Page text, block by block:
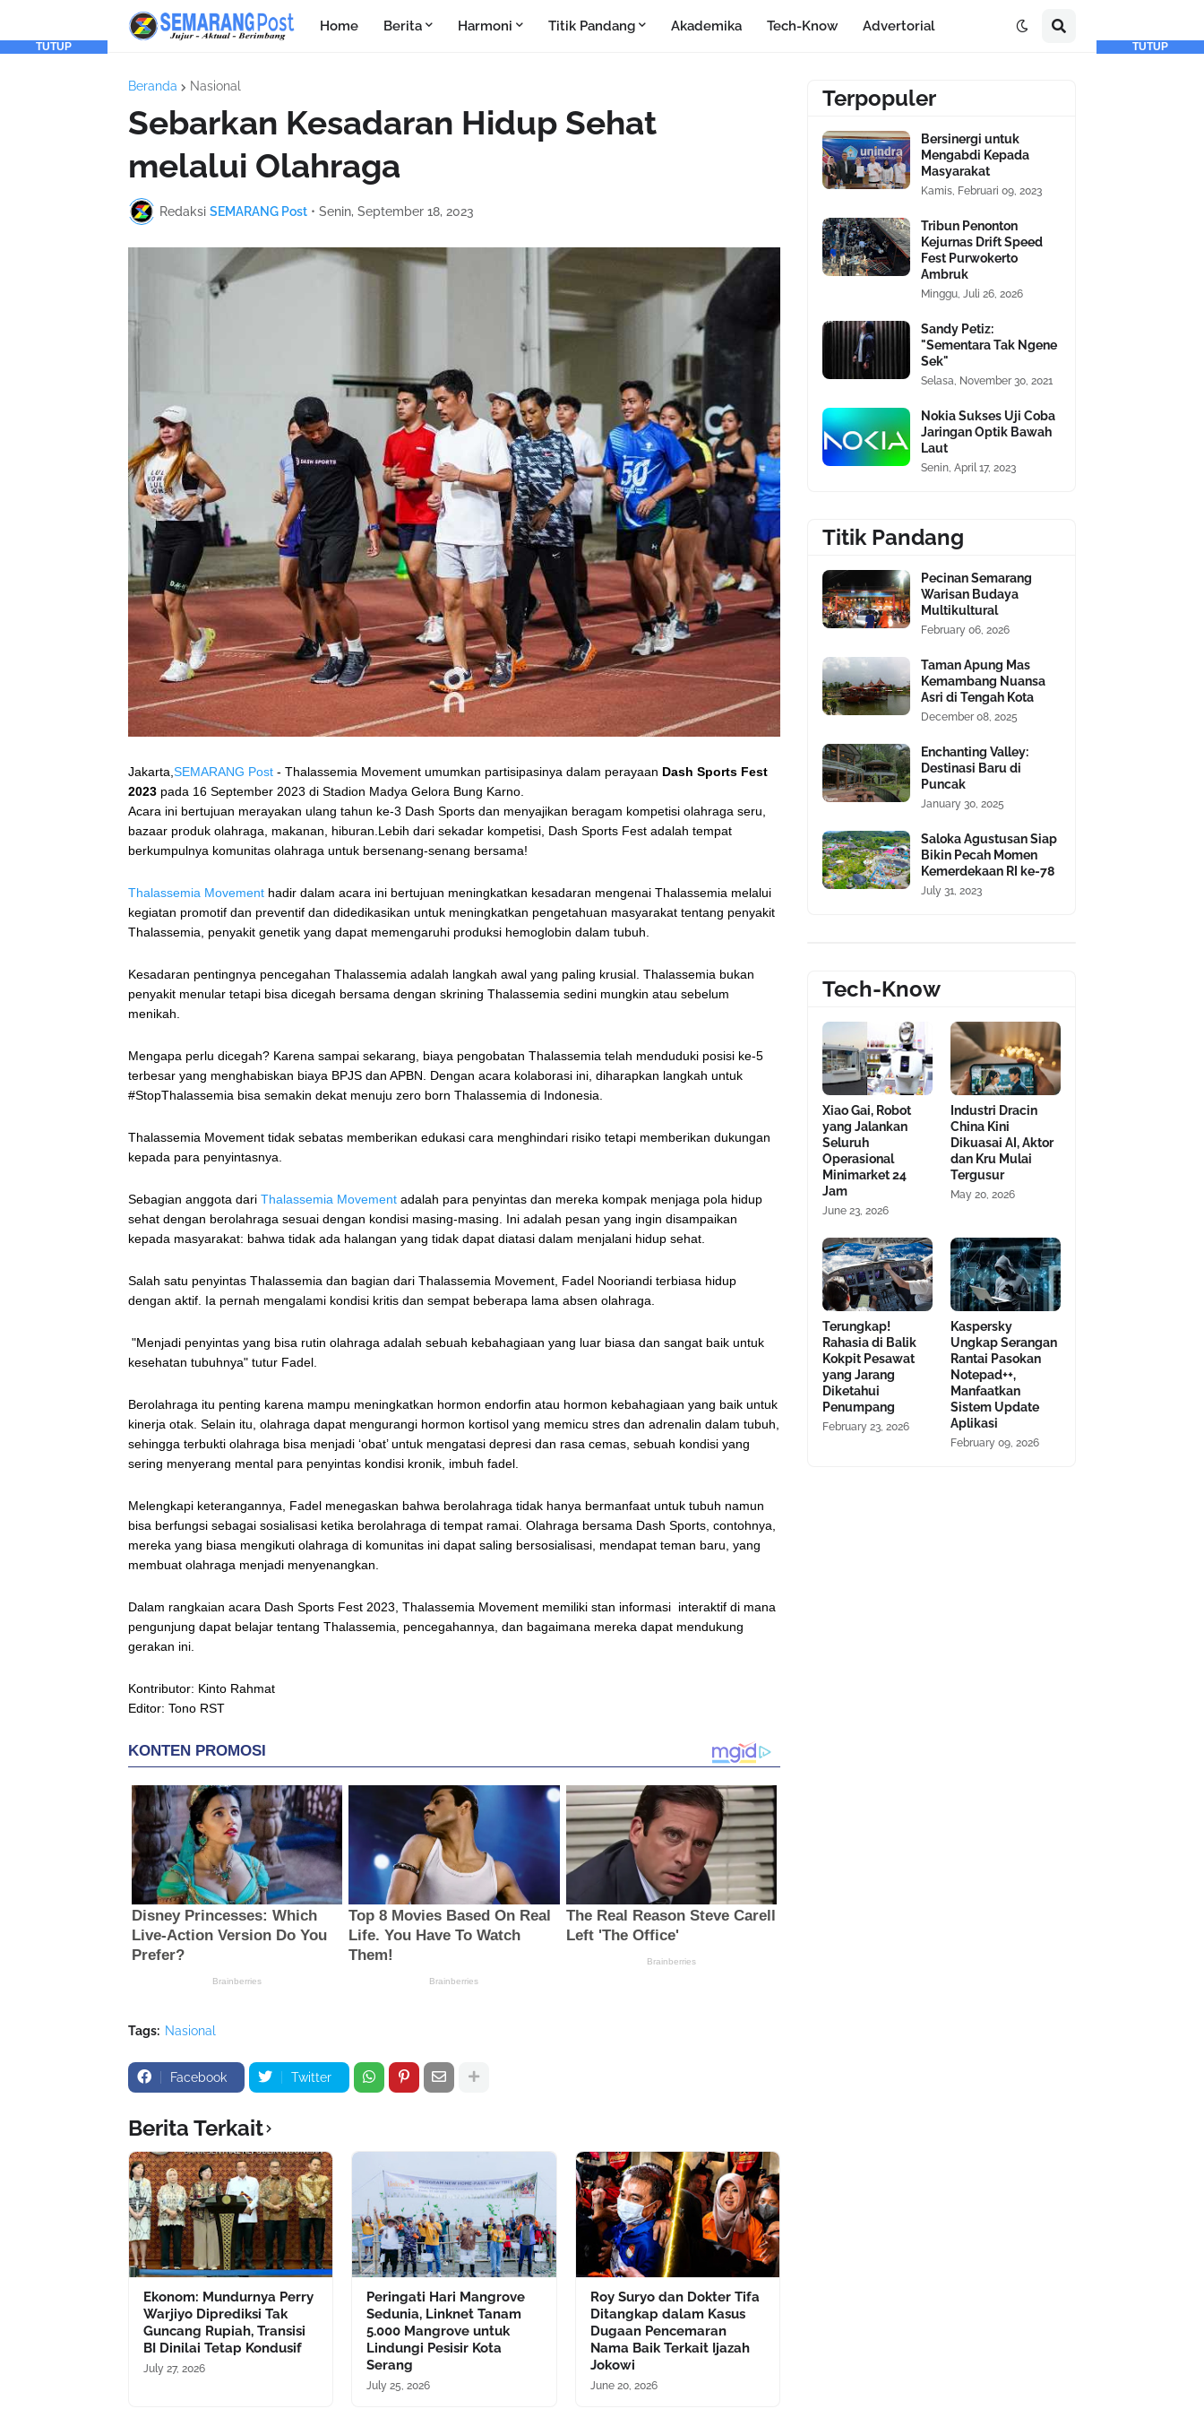
Home Berita Harmoni Titik Pandang Akademika Tech-Know Advertorial
Beranda Nasional
Sebarkan Kesadaran Hidup Sehat
melalui Olahraga
Redaksi SEMARANG Post • Senin, September 18, 2023
Jakarta, SEMARANG Post - Thalassemia Movement umumkan partisipasinya dalam perayaan Dash Sports Fest
2023 pada 16 September 2023 di Stadion Madya Gelora Bung Karno.
Acara ini bertujuan merayakan ulang tahun ke-3 Dash Sports dan menyajikan beragam kompetisi olahraga seru,
bazaar produk olahraga, makanan, hiburan.Lebih dari sekadar kompetisi, Dash Sports Fest adalah tempat
berkumpulnya komunitas olahraga untuk bersenang-senang bersama!
Thalassemia Movement hadir dalam acara ini bertujuan meningkatkan kesadaran mengenai Thalassemia melalui
kegiatan promotif dan preventif dan didedikasikan untuk meningkatkan pengetahuan masyarakat tentang penyakit
Thalassemia, penyakit genetik yang dapat memengaruhi produksi hemoglobin dalam tubuh.
Kesadaran pentingnya pencegahan Thalassemia adalah langkah awal yang paling krusial. Thalassemia bukan
penyakit menular tetapi bisa dicegah bersama dengan skrining Thalassemia sedini mungkin atau sebelum
menikah.
Mengapa perlu dicegah? Karena sampai sekarang, biaya pengobatan Thalassemia telah menduduki posisi ke-5
terbesar yang menghabiskan biaya BPJS dan APBN. Dengan acara kolaborasi ini, diharapkan langkah untuk
#StopThalassemia bisa semakin dekat menuju zero born Thalassemia di Indonesia.
Thalassemia Movement tidak sebatas memberikan edukasi cara menghindari risiko tetapi memberikan dukungan
kepada para penyintasnya.
Sebagian anggota dari Thalassemia Movement adalah para penyintas dan mereka kompak menjaga pola hidup
sehat dengan berolahraga sesuai dengan kondisi masing-masing. Ini adalah pesan yang ingin disampaikan
kepada masyarakat: bahwa tidak ada halangan yang tidak dapat diatasi dalam menjalani hidup sehat.
Salah satu penyintas Thalassemia dan bagian dari Thalassemia Movement, Fadel Nooriandi terbiasa hidup
dengan aktif. Ia pernah mengalami kondisi kritis dan sempat beberapa lama absen olahraga.
"Menjadi penyintas yang bisa rutin olahraga adalah sebuah kebahagiaan yang luar biasa dan sangat baik untuk
kesehatan tubuhnya" tutur Fadel.
Berolahraga itu penting karena mampu meningkatkan hormon endorﬁn atau hormon kebahagiaan yang baik untuk
kinerja otak. Selain itu, olahraga dapat mengurangi hormon kortisol yang memicu stres dan adrenalin dalam tubuh,
sehingga terbukti olahraga bisa menjadi ‘obat’ untuk mengatasi depresi dan rasa cemas, sebuah kondisi yang
sering menyerang mental para penyintas kondisi kronik, imbuh fadel.
Melengkapi keterangannya, Fadel menegaskan bahwa berolahraga tidak hanya bermanfaat untuk tubuh namun
bisa berfungsi sebagai sosialisasi ketika berolahraga di tempat ramai. Olahraga bersama Dash Sports, contohnya,
mereka yang biasa mengikuti olahraga di komunitas ini dapat saling bersosialisasi, mendapat teman baru, yang
membuat olahraga menjadi menyenangkan.
Dalam rangkaian acara Dash Sports Fest 2023, Thalassemia Movement memiliki stan informasi interaktif di mana
pengunjung dapat belajar tentang Thalassemia, pencegahannya, dan bagaimana mereka dapat mendukung
gerakan ini.
Kontributor: Kinto Rahmat
Editor: Tono RST
Tags: Nasional
Facebook Twitter
Berita Terkait
Ekonom: Mundurnya Perry
Warjiyo Diprediksi Tak
Guncang Rupiah, Transisi
BI Dinilai Tetap Kondusif
July 27, 2026
Peringati Hari Mangrove
Sedunia, Linknet Tanam
5.000 Mangrove untuk
Lindungi Pesisir Kota
Serang
July 25, 2026
Roy Suryo dan Dokter Tifa
Ditangkap dalam Kasus
Dugaan Pencemaran
Nama Baik Terkait Ijazah
Jokowi
June 20, 2026
Terpopuler
Bersinergi untuk
Mengabdi Kepada
Masyarakat
Kamis, Februari 09, 2023
Tribun Penonton
Kejurnas Drift Speed
Fest Purwokerto
Ambruk
Minggu, Juli 26, 2026
Sandy Petiz:
"Sementara Tak Ngene
Sek"
Selasa, November 30, 2021
Nokia Sukses Uji Coba
Jaringan Optik Bawah
Laut
Senin, April 17, 2023
Titik Pandang
Pecinan Semarang
Warisan Budaya
Multikultural
February 06, 2026
Taman Apung Mas
Kemambang Nuansa
Asri di Tengah Kota
December 08, 2025
Enchanting Valley:
Destinasi Baru di
Puncak
January 30, 2025
Saloka Agustusan Siap
Bikin Pecah Momen
Kemerdekaan RI ke-78
July 31, 2023
Tech-Know
Xiao Gai, Robot
yang Jalankan
Seluruh
Operasional
Minimarket 24
Jam
June 23, 2026
Industri Dracin
China Kini
Dikuasai AI, Aktor
dan Kru Mulai
Tergusur
May 20, 2026
Terungkap!
Rahasia di Balik
Kokpit Pesawat
yang Jarang
Diketahui
Penumpang
February 23, 2026
Kaspersky
Ungkap Serangan
Rantai Pasokan
Notepad++,
Manfaatkan
Sistem Update
Aplikasi
February 09, 2026
TUTUP TUTUP